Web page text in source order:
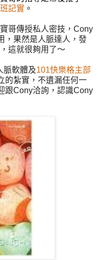
記實 。
哥傳授私人密技，Cony
，果然是人脈達人，發
這就很夠用了～
脈軟體及101快樂格主部
的紮實，不遺漏任何一
跟Cony洽詢，認識Cony